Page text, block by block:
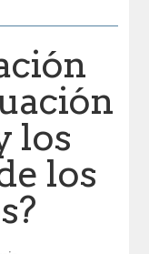
los
los